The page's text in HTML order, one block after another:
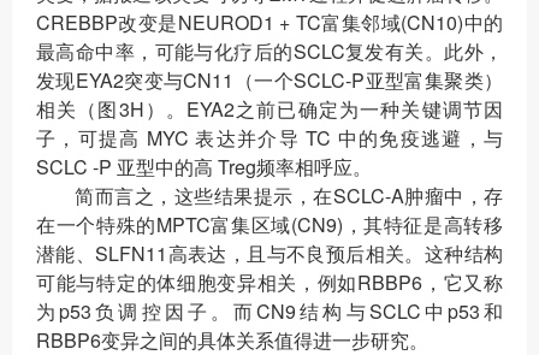
CREBBP改变是NEUROD1 + TC富集邻域(CN10)中的
最高命中率，可能与化疗后的SCLC复发有关。此外，
发现EYA2突变与CN11（一个SCLC-P亚型富集聚类）
相关（图3H）。EYA2之前已确定为一种关键调节因
子，可提高 MYC 表达并介导 TC 中的免疫逃避，与
SCLC -P 亚型中的高 Treg频率相呼应。
简而言之，这些结果提示，在SCLC-A肿瘤中，存
在一个特殊的MPTC富集区域(CN9)，其特征是高转移
潜能、SLFN11高表达，且与不良预后相关。这种结构
可能与特定的体细胞变异相关，例如RBBP6，它又称
为p53负调控因子。而CN9结构与SCLC中p53和
RBBP6变异之间的具体关系值得进一步研究。